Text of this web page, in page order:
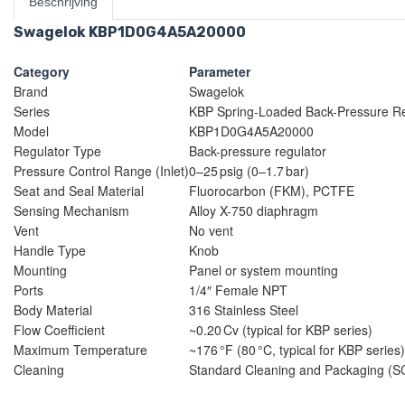
Swagelok KBP1D0G4A5A20000
Category
Parameter
Brand
Swagelok
Series
KBP Spring-Loaded Back-Pressure
Model
KBP1D0G4A5A20000
Regulator Type
Back-pressure regulator
Pressure Control Range (Inlet)0–25 psig (0–1.7 bar)
Seat and Seal Material
Fluorocarbon (FKM), PCTFE
Sensing Mechanism
Alloy X-750 diaphragm
Vent
No vent
Handle Type
Knob
Mounting
Panel or system mounting
Ports
1/4″ Female NPT
Body Material
316 Stainless Steel
Flow Coefficient
~0.20 Cv (typical for KBP series)
Maximum Temperature
~176 °F (80 °C, typical for KBP series)
Cleaning
Standard Cleaning and Packaging